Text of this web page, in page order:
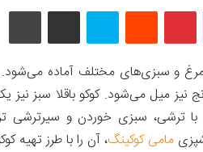
تامبلر پینتریستReddit اسکایپ اشتراک گذاری با ایمیل چاپ
و سبزی‌های مختلف آماده می‌شود.
نیز میل می‌شود. کوکو باقلا سبز نیز
ترشی، سبزی خوردن و سیرترشی
مامی کوکینگ، آن را با طرز تهیه